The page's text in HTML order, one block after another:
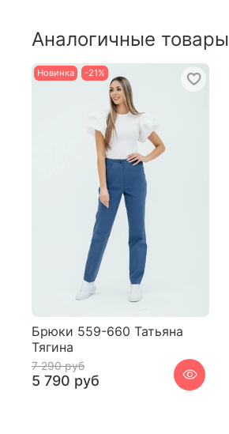
Аналогичные товары
Новинка -21%
Брюки 559-660 Татьяна
Тягина
7 290 руб
5 790 руб